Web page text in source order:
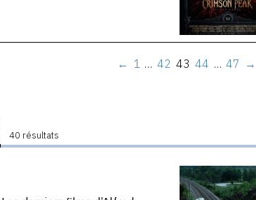
← 1 … 42 43 44 … 47 →
40 résultats